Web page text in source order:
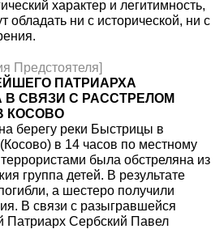
характер и легитимность,
обладать ни с исторической, ни с
Предстоятеля]
ПАТРИАРХА
СВЯЗИ С РАССТРЕЛОМ
КОСОВО
берегу реки Быстрицы в
в 14 часов по местному
была обстреляна из
группа детей. В результате
а шестеро получили
В связи с разыгравшейся
Патриарх Сербский Павел